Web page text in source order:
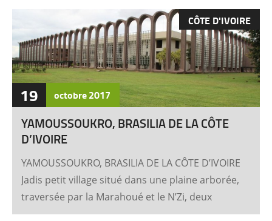
CÔTE D'IVOIRE
19 octobre2017
YAMOUSSOUKRO, BRASILIA DE LA CÔTE
D’IVOIRE
YAMOUSSOUKRO, BRASILIA DE LA CÔTE D’IVOIRE
Jadis petit village situé dans une plaine arborée,
traversée par la Marahoué et le N’Zi, deux
affluents du Bandama, Yamoussoukro est